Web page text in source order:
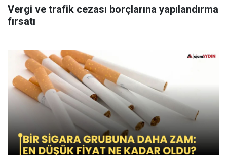
Vergi ve trafik cezası borçlarına yapılandırma
fırsatı